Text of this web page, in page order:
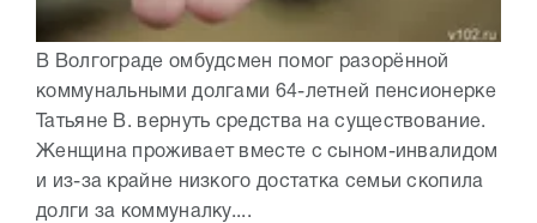
В Волгограде омбудсмен помог разорённой
коммунальными долгами 64-летней пенсионерке
Татьяне В. вернуть средства на существование.
Женщина проживает вместе с сыном-инвалидом
и из-за крайне низкого достатка семьи скопила
долги за коммуналку....